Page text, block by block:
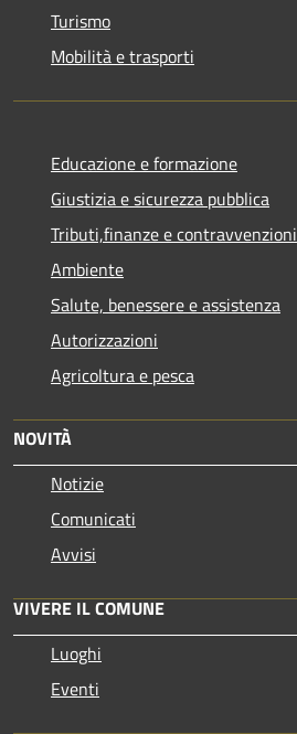
Turismo
Mobilità e trasporti
Educazione e formazione
Giustizia e sicurezza pubblica
Tributi,finanze e contravvenzioni
Ambiente
Salute, benessere e assistenza
Autorizzazioni
Agricoltura e pesca
NOVITÀ
Notizie
Comunicati
Avvisi
VIVERE IL COMUNE
Luoghi
Eventi